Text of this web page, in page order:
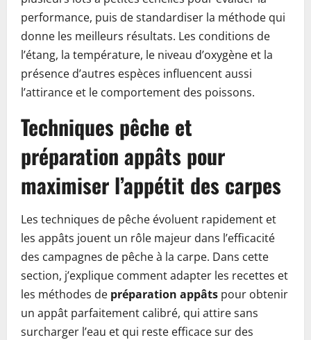
performance, puis de standardiser la méthode qui
donne les meilleurs résultats. Les conditions de
l’étang, la température, le niveau d’oxygène et la
présence d’autres espèces influencent aussi
l’attirance et le comportement des poissons.
Techniques pêche et
préparation appâts pour
maximiser l’appétit des carpes
Les techniques de pêche évoluent rapidement et
les appâts jouent un rôle majeur dans l’efficacité
des campagnes de pêche à la carpe. Dans cette
section, j’explique comment adapter les recettes et
les méthodes de préparation appâts pour obtenir
un appât parfaitement calibré, qui attire sans
surcharger l’eau et qui reste efficace sur des